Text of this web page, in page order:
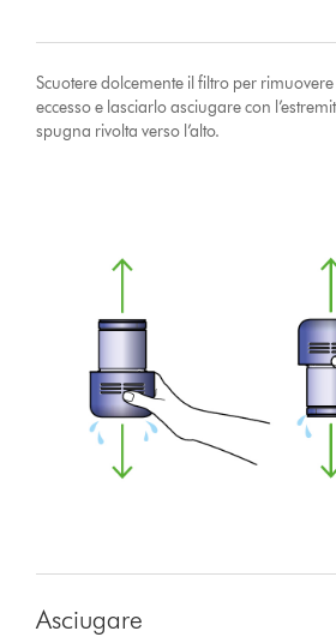
Scuotere dolcemente il filtro per
eccesso e lasciarlo asciugare con
spugna rivolta verso l’alto.
Asciugare